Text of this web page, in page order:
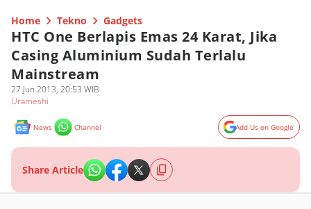
Home Tekno Gadgets
HTC One Berlapis Emas 24 Karat, Jika
Casing Aluminium Sudah Terlalu
Mainstream
27 Jun 2013, 20:53 WIB
Urameshi
News Channel Add Us on Google
Share Article